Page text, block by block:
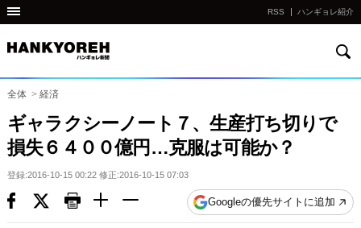
他
国
の
サ
イ
ト
の
リ
RSS ハンギョレ紹介
全体 > 経済
ギャラクシーノート７、生産打ち切りで
損失６４００億円…克服は可能か？
登録:2016-10-15 00:22 修正:2016-10-15 07:03
Googleの優先サイトに追加